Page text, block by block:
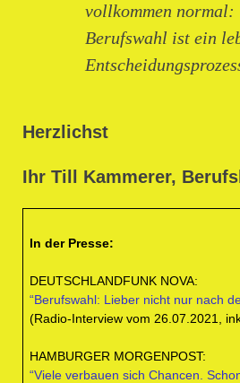
vollkommen normal:
Berufswahl ist ein
Herzlichst
Ihr Till Kammerer,
In der Presse:
DEUTSCHLANDFUNK NOVA:
“Berufswahl: Lieber nicht nur nach
(Radio-Interview vom 26.07.2021,
HAMBURGER MORGENPOST:
“Viele verbauen sich Chancen.